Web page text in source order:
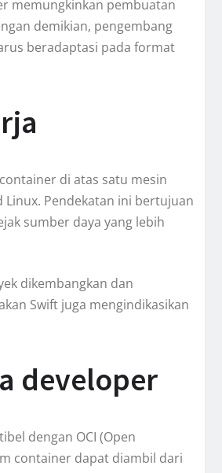
memungkinkan pembuatan
demikian, pengembang
beradaptasi pada format
di atas satu mesin
Pendekatan ini bertujuan
sumber daya yang lebih
dikembangkan dan
Swift juga mengindikasikan
developer
dengan OCI (Open
container dapat diambil dari